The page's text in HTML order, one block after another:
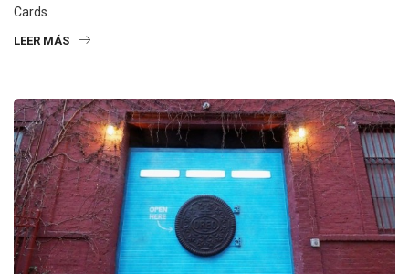
Cards.
LEER MÁS